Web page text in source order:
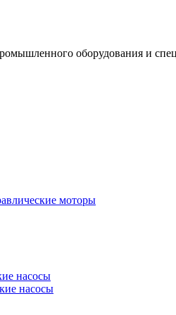
оборудования и
моторы
насосы
насосы